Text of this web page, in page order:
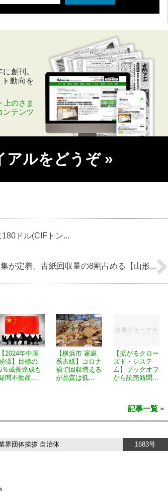
創刊。
動向を
上のさま
ンテンツ
アルをどうぞ »
ドル(CIFトン...
が定着、古紙回収量の8割占める【山形...
【2024年中国
済】目標の
％成長達成も
問不動産...
【横浜市 家庭
系古紙】コロナ
禍で回収増える
が品質は低...
【拡がるクロー
ズド・システ
ム】ブックオフ
から読売新聞...
記事一覧 »
界団体挨拶 自治体 1683号